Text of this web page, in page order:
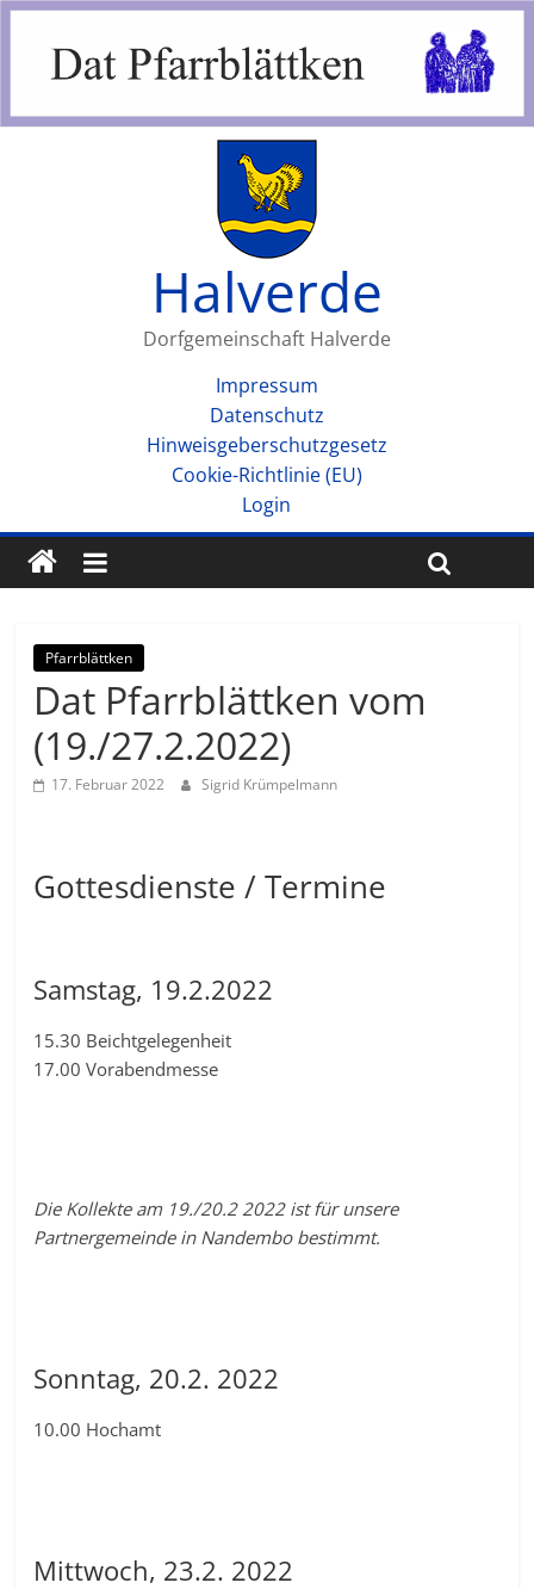
Halverde
Dorfgemeinschaft Halverde
Impressum
Datenschutz
Hinweisgeberschutzgesetz
Cookie-Richtlinie (EU)
Login
Pfarrblättken
Dat Pfarrblättken vom
(19./27.2.2022)
17. Februar 2022 Sigrid Krümpelmann
Gottesdienste / Termine
Samstag, 19.2.2022
15.30 Beichtgelegenheit
17.00 Vorabendmesse
Die Kollekte am 19./20.2 2022 ist für unsere
Partnergemeinde in Nandembo bestimmt.
Sonntag, 20.2. 2022
10.00 Hochamt
Mittwoch, 23.2. 2022